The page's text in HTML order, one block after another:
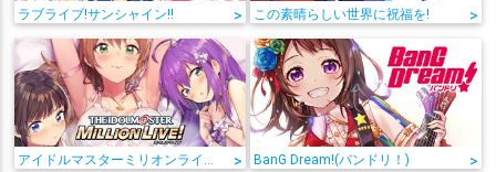
ラブライブ!サンシャイン!! > この素晴らしい世界に祝福を! >
> BanG Dream!(バンドリ！) >